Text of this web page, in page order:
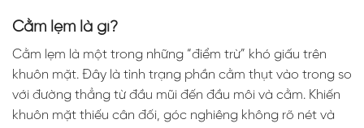
Cằm lẹm là gì?
Cằm lẹm là một trong những “điểm trừ” khó giấu trên
khuôn mặt. Đây là tình trạng phần cằm thụt vào trong so
với đường thẳng từ đầu mũi đến đầu môi và cằm. Khiến
khuôn mặt thiếu cân đối, góc nghiêng không rõ nét và